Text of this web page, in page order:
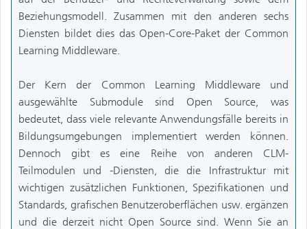
Beziehungsmodell. Zusammen mit den anderen sechs
Diensten bildet dies das Open-Core-Paket der Common
Learning Middleware.
Der Kern der Common Learning Middleware und
ausgewählte Submodule sind Open Source, was
bedeutet, dass viele relevante Anwendungsfälle bereits in
Bildungsumgebungen implementiert werden können.
Dennoch gibt es eine Reihe von anderen CLM-
Teilmodulen und -Diensten, die die Infrastruktur mit
wichtigen zusätzlichen Funktionen, Spezifikationen und
Standards, grafischen Benutzeroberflächen usw. ergänzen
und die derzeit nicht Open Source sind. Wenn Sie an